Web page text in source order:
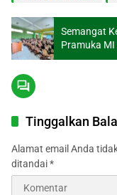
Semangat
Pramuka
Tinggalkan
Alamat email Anda
ditandai*